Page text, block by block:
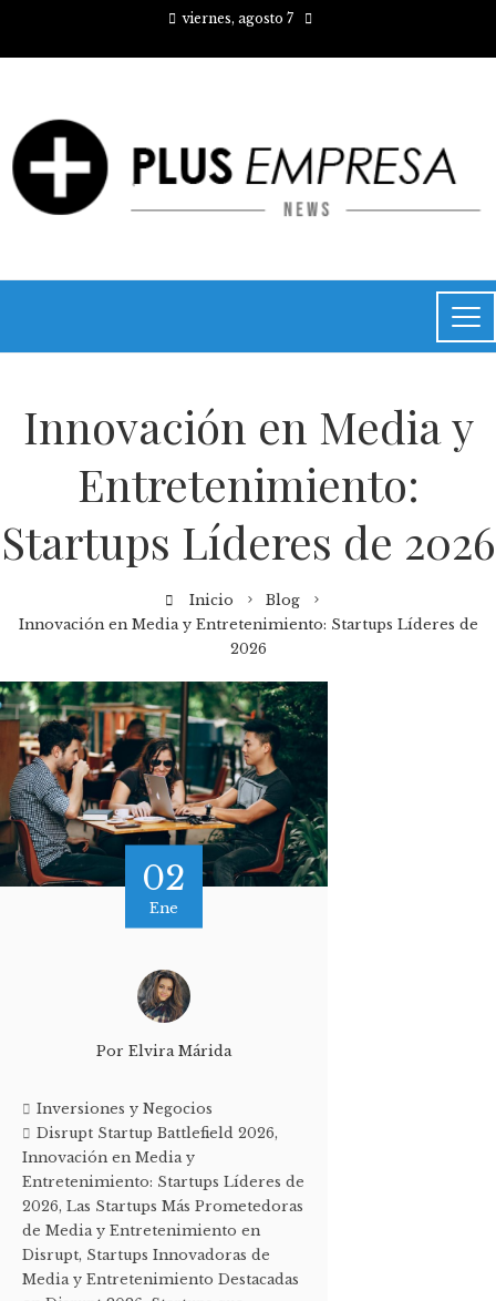
viernes, agosto 7
Innovación en Media y
Entretenimiento:
Startups Líderes de 2026
Inicio
Blog
Innovación en Media y Entretenimiento: Startups Líderes de
2026
02
Ene
Por Elvira Márida
Inversiones y Negocios
Disrupt Startup Battlefield 2026,
Innovación en Media y
Entretenimiento: Startups Líderes de
2026, Las Startups Más Prometedoras
de Media y Entretenimiento en
Disrupt, Startups Innovadoras de
Media y Entretenimiento Destacadas